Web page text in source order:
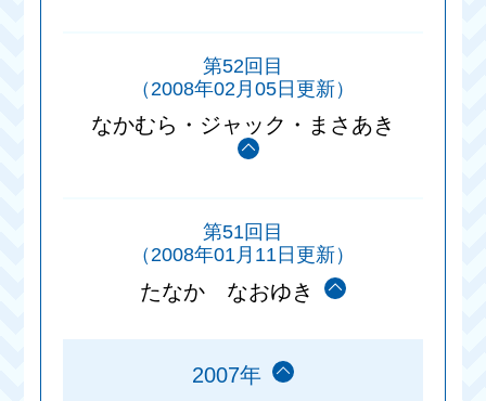
第52回目
（2008年02月05日更新）
なかむら・ジャック・まさあき
第51回目
（2008年01月11日更新）
たなか なおゆき
2007年